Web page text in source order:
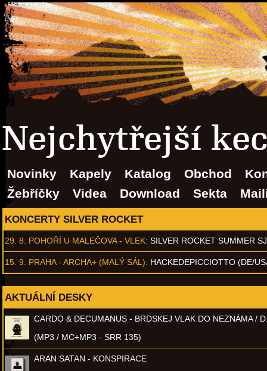
Nejchytřejší
Novinky Kapely Katalog Obchod
Žebříčky
Videa Download Sekta
KONCERTY SILVER ROCKET
29. 8. POHOŘÍ U MALEČOVA - VLEK: SILVER ROCKET SUMMER
15. 9. PRAHA - ARCHA+ (MALÝ SÁL): HACKEDEPICCIOTTO (DE/
AKTUÁLNÍ DESKY
CARDO & DECUMANUS - BRDSKEJ VLAK DO NEZNÁMA /
(MP3 / MC+MP3 - SRR 135)
ARAN SATAN - KONSPIRACE